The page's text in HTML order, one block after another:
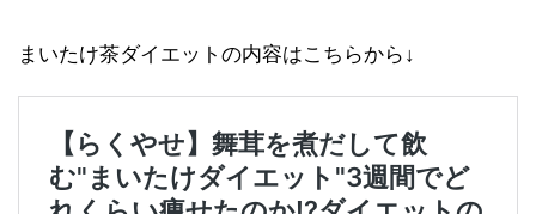
まいたけ茶ダイエットの内容はこちらから↓